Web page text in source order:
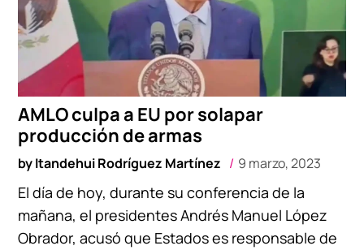
AMLO culpa a EU por solapar
producción de armas
byItandehui Rodríguez Martínez 9 marzo, 2023
El día de hoy, durante su conferencia de la
mañana, el presidentes Andrés Manuel López
Obrador, acusó que Estados es responsable de